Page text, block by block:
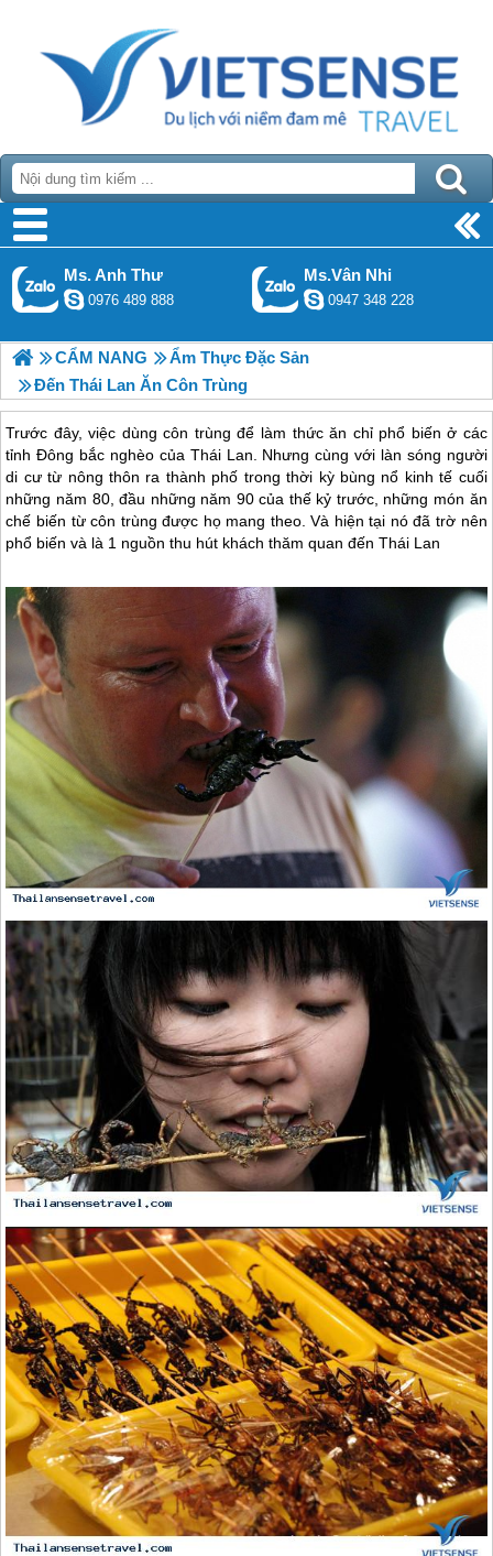
Ms. Anh Thư
0976 489 888
Ms.Vân Nhi
0947 348 228
CẨM NANG
Ẩm Thực Đặc Sản
Đến Thái Lan Ăn Côn Trùng
Trước đây, việc dùng côn trùng để làm thức ăn chỉ phổ biến ở các
tỉnh Đông bắc nghèo của Thái Lan. Nhưng cùng với làn sóng người
di cư từ nông thôn ra thành phố trong thời kỳ bùng nổ kinh tế cuối
những năm 80, đầu những năm 90 của thế kỷ trước, những món ăn
chế biến từ côn trùng được họ mang theo. Và hiện tại nó đã trờ nên
phổ biến và là 1 nguồn thu hút khách thăm quan đến Thái Lan